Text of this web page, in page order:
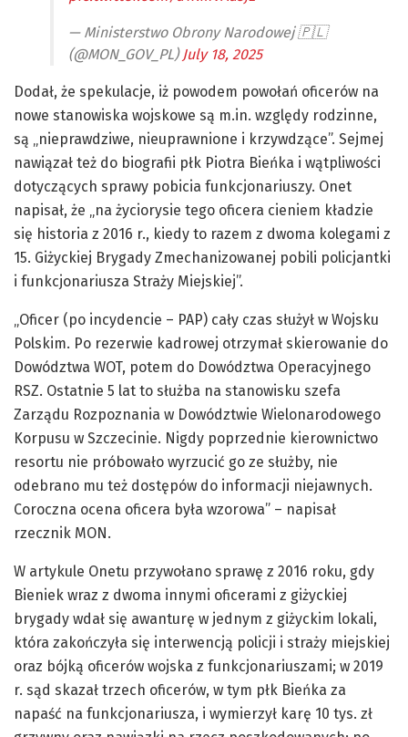
— Ministerstwo Obrony Narodowej 🇵🇱
(@MON_GOV_PL) July 18, 2025
Dodał, że spekulacje, iż powodem powołań oficerów na
nowe stanowiska wojskowe są m.in. względy rodzinne,
są „nieprawdziwe, nieuprawnione i krzywdzące”. Sejmej
nawiązał też do biografii płk Piotra Bieńka i wątpliwości
dotyczących sprawy pobicia funkcjonariuszy. Onet
napisał, że „na życiorysie tego oficera cieniem kładzie
się historia z 2016 r., kiedy to razem z dwoma kolegami z
15. Giżyckiej Brygady Zmechanizowanej pobili policjantki
i funkcjonariusza Straży Miejskiej”.
„Oficer (po incydencie – PAP) cały czas służył w Wojsku
Polskim. Po rezerwie kadrowej otrzymał skierowanie do
Dowództwa WOT, potem do Dowództwa Operacyjnego
RSZ. Ostatnie 5 lat to służba na stanowisku szefa
Zarządu Rozpoznania w Dowództwie Wielonarodowego
Korpusu w Szczecinie. Nigdy poprzednie kierownictwo
resortu nie próbowało wyrzucić go ze służby, nie
odebrano mu też dostępów do informacji niejawnych.
Coroczna ocena oficera była wzorowa” – napisał
rzecznik MON.
W artykule Onetu przywołano sprawę z 2016 roku, gdy
Bieniek wraz z dwoma innymi oficerami z giżyckiej
brygady wdał się awanturę w jednym z giżyckim lokali,
która zakończyła się interwencją policji i straży miejskiej
oraz bójką oficerów wojska z funkcjonariuszami; w 2019
r. sąd skazał trzech oficerów, w tym płk Bieńka za
napaść na funkcjonariusza, i wymierzył karę 10 tys. zł